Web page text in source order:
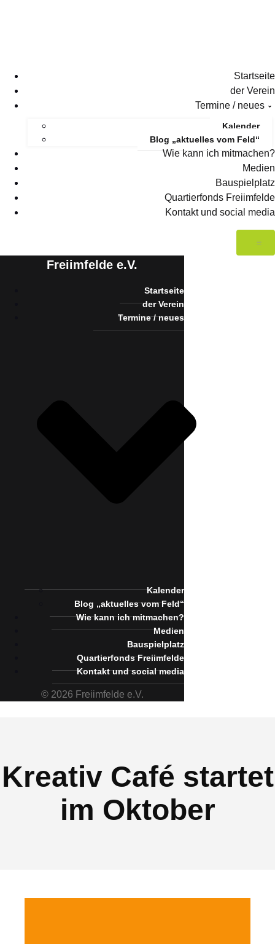
Startseite
der Verein
Termine / neues
Kalender
Blog „aktuelles vom Feld“
Wie kann ich mitmachen?
Medien
Bauspielplatz
Quartierfonds Freiimfelde
Kontakt und social media
Freiimfelde e.V.
Startseite
der Verein
Termine / neues
Kalender
Blog „aktuelles vom Feld“
Wie kann ich mitmachen?
Medien
Bauspielplatz
Quartierfonds Freiimfelde
Kontakt und social media
© 2026 Freiimfelde e.V.
Kreativ Café startet
im Oktober